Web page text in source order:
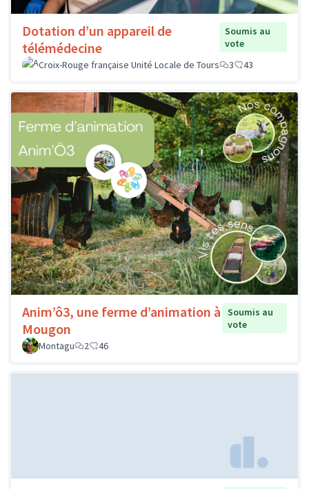
Dotation d’un appareil de
télémédecine
Soumis au
vote
Croix-Rouge française Unité Locale de Tours
3 43
Anim’ô3, une ferme d’animation à
Mougon
Soumis au
vote
Montagu
2 46